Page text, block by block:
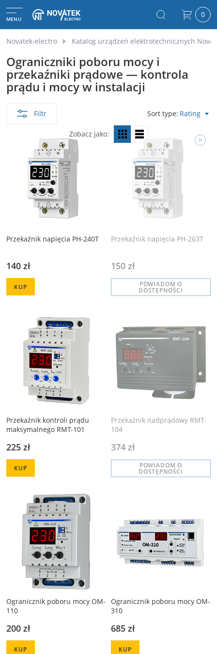
MENU 0
Novatek-electro Katalog urządzeń elektrotechnicznych
Ograniczniki poboru mocy i
przekaźniki prądowe — kontrola
prądu i mocy w instalacji
Filtr
Zobacz jako
Sort type Rating
Przekaźnik napięcia PH-240T
140 zł
KUP
Przekaźnik napięcia PH-263T
150 zł
POWIADOM O
DOSTĘPNOŚCI
Przekaźnik kontroli prądu
maksymalnego RMT-101
225 zł
KUP
Przekaźnik nadprądowy RMT-
104
374 zł
POWIADOM O
DOSTĘPNOŚCI
Ogranicznik poboru mocy OM-
110
200 zł
KUP
Ogranicznik poboru mocy OM-
310
685 zł
KUP